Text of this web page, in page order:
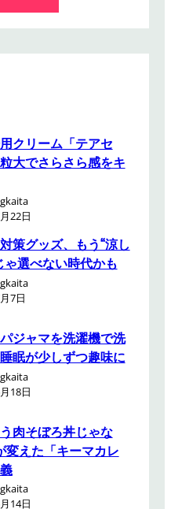
クリーム「テアセ
大でさらさら感をキ
22日
策グッズ、もう“涼し
ゃ選べない時代かも
7日
ジャマを洗濯機で洗
眠が少しずつ趣味に
18日
肉そぼろ丼じゃな
変えた「キーマカレ
14日